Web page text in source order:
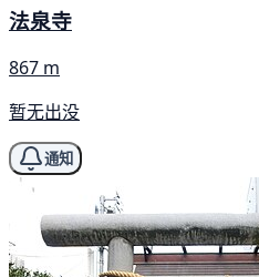
法泉寺
867 m
暂无出没
通知